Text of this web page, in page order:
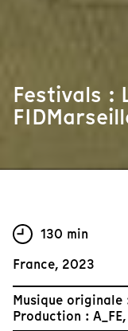
Festivals :
130 min
France, 2023
Musique originale :
Production :